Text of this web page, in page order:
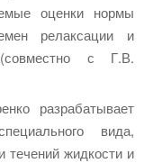
оценки нормы
релаксации и
с Г.В.
разрабатывает
вида,
течений жидкости и